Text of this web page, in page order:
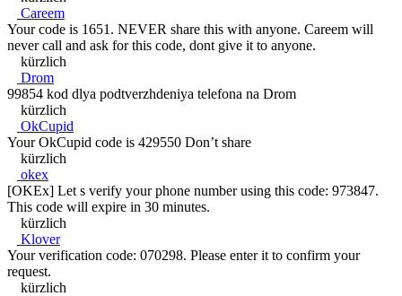
Careem
Your code is 1651. NEVER share this with anyone. Careem will
never call and ask for this code, dont give it to anyone.
kürzlich
Drom
99854 kod dlya podtverzhdeniya telefona na Drom
kürzlich
OkCupid
Your OkCupid code is 429550 Don’t share
kürzlich
okex
[OKEx] Let s verify your phone number using this code: 973847.
This code will expire in 30 minutes.
kürzlich
Klover
Your verification code: 070298. Please enter it to confirm your
request.
kürzlich